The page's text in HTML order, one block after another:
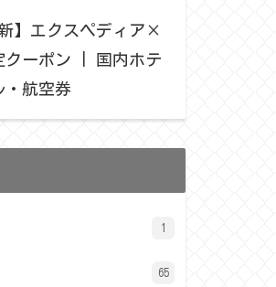
新】エクスペディア×
クーポン | 国内ホテ
・航空券
1
65